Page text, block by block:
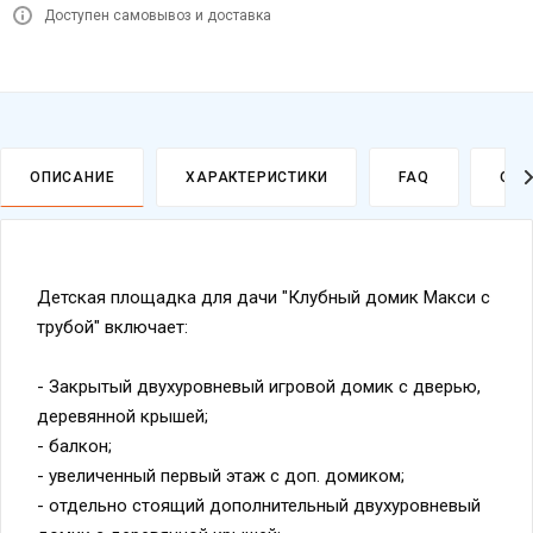
Доступен самовывоз и доставка
ОПИСАНИЕ ХАРАКТЕРИСТИКИ FAQ
Детская площадка для дачи "Клубный домик Макси с
трубой" включает:
- Закрытый двухуровневый игровой домик с дверью,
деревянной крышей;
- балкон;
- увеличенный первый этаж с доп. домиком;
- отдельно стоящий дополнительный двухуровневый